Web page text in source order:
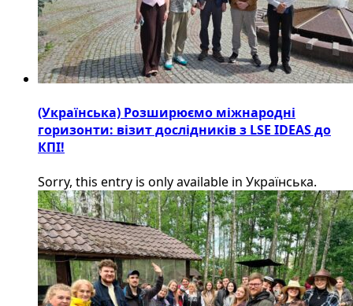
(Українська) Розширюємо міжнародні
горизонти: візит дослідників з LSE IDEAS до
КПІ!
Sorry, this entry is only available in Українська.